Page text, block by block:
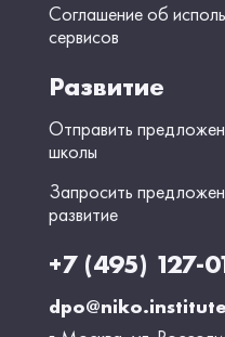
Соглашение об
сервисов
Развитие
Отправить
школы
Запросить
развитие
+7 (495) 127-
dpo@niko.institute